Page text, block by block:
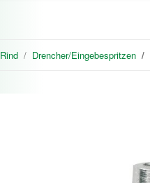
Rind Drencher/Eingebespritzen